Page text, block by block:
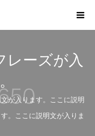
レーズが入
が入ります。ここに説明
。ここに説明文が入りま